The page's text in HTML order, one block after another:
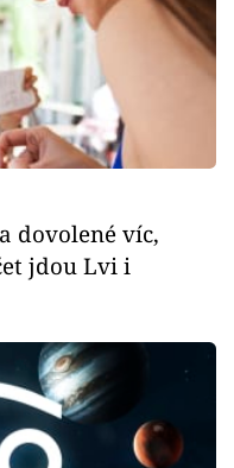
dovolené víc,
jdou Lvi i